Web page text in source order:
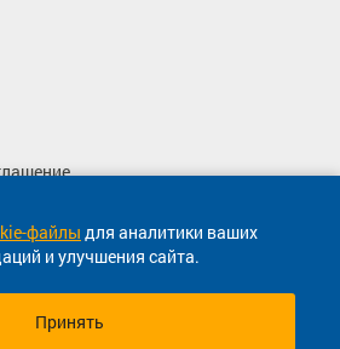
файлы для аналитики ваших
и улучшения сайта.
Принять
сообщения
Онлайн сервис продажи